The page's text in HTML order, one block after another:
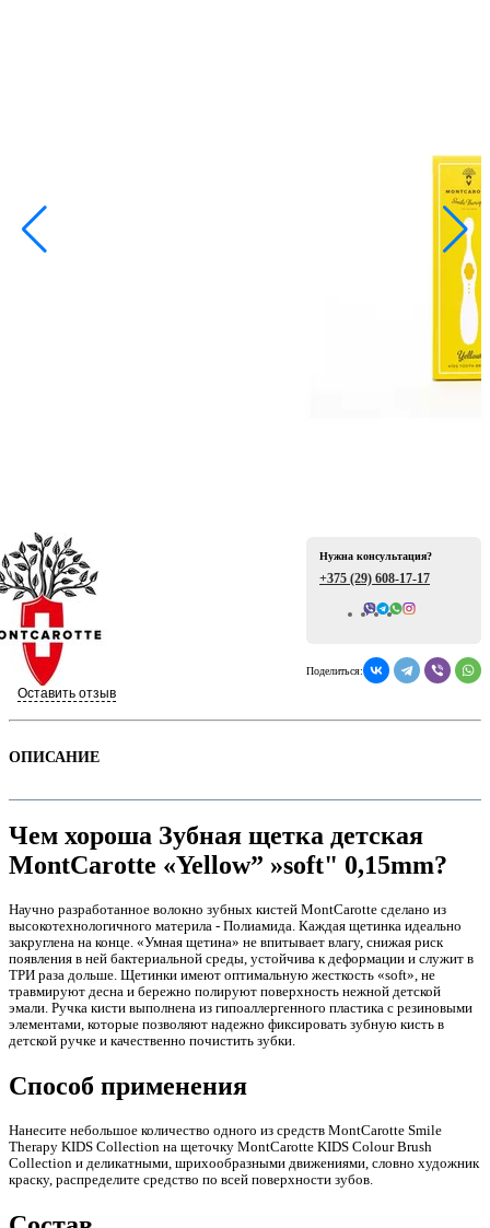
Оставить отзыв
Нужна консультация?
+375 (29) 608-17-17
Поделиться:
ОПИСАНИЕ
Чем хороша Зубная щетка детская
MontCarotte «Yellow” »soft" 0,15mm?
Научно разработанное волокно зубных кистей MontCarotte сделано из
высокотехнологичного материла - Полиамида. Каждая щетинка идеально
закруглена на конце. «Умная щетина» не впитывает влагу, снижая риск
появления в ней бактериальной среды, устойчива к деформации и служит в
ТРИ раза дольше. Щетинки имеют оптимальную жесткость «soft», не
травмируют десна и бережно полируют поверхность нежной детской
эмали. Ручка кисти выполнена из гипоаллергенного пластика с резиновыми
элементами, которые позволяют надежно фиксировать зубную кисть в
детской ручке и качественно почистить зубки.
Способ применения
Нанесите небольшое количество одного из средств MontCarotte Smile
Therapy KIDS Collection на щеточку MontCarotte KIDS Colour Brush
Collection и деликатными, шрихообразными движениями, словно художник
краску, распределите средство по всей поверхности зубов.